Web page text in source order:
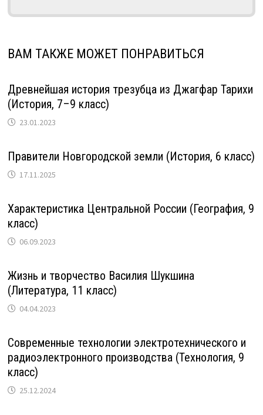
ВАМ ТАКЖЕ МОЖЕТ ПОНРАВИТЬСЯ
Древнейшая история трезубца из Джагфар Тарихи
(История, 7–9 класс)
23.01.2023
Правители Новгородской земли (История, 6 класс)
17.11.2025
Характеристика Центральной России (География, 9
класс)
06.09.2023
Жизнь и творчество Василия Шукшина
(Литература, 11 класс)
04.04.2023
Современные технологии электротехнического и
радиоэлектронного производства (Технология, 9
класс)
25.12.2024